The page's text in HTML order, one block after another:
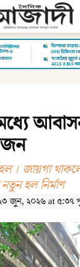
হল । জায়গা
হল নির্মাণ
জুন, ২০২৬ at ৫:৩৭